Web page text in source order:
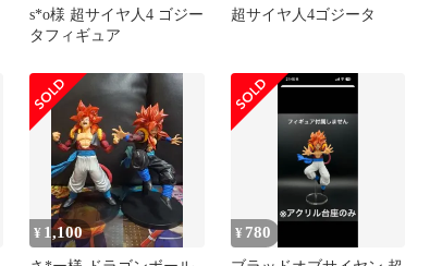
s*o様 超サイヤ人4 ゴジー
タフィギュア
超サイヤ人4ゴジータ
¥ 1,100 ¥ 780